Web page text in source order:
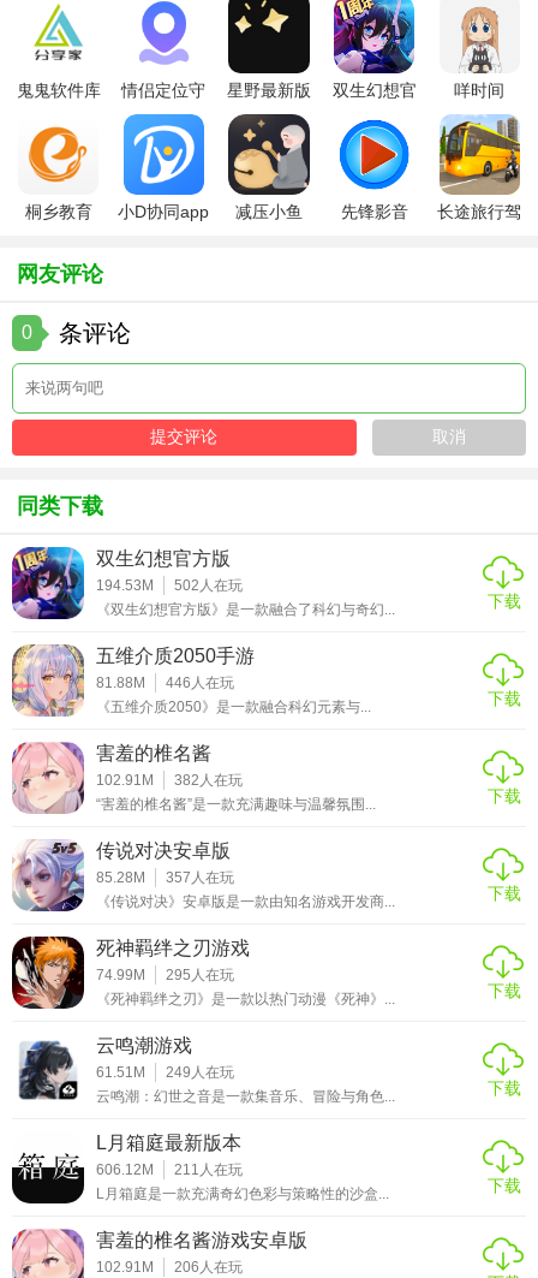
障碍。
2. 内容丰富多样：不仅限于传统的打怪升级，还有丰富的剧
情、多样的活动和社交玩法。
3. 技术优化：优化游戏性能，减少卡顿和延迟，确保流畅的
游戏体验。
【永恒之塔2汉化版测评】
《永恒之塔2》汉化版凭借其精美的画面、深入人心的剧情以
工作的细致入微，使得国内玩家能够毫无障碍地享受游戏的
每一个细节。无论是对于系列粉丝还是新玩家来说，这都是
一次不容错过的冒险之旅。
鬼鬼软件库
情侣定位守
护软件
星野最新版
双生幻想官
咩时间
桐乡教育
小D协同app
减压小鱼
先锋影音
长途旅行驾
网友评论
0 条评论
同类下载
双生幻想官方版
194.53M 502 人在玩
《双生幻想官方版》是一款融合了科幻与奇幻...
下载
五维介质2050手游
81.88M 446 人在玩
《五维介质2050》是一款融合科幻元素与...
下载
害羞的椎名酱
102.91M 382 人在玩
“害羞的椎名酱”是一款充满趣味与温馨氛围...
下载
传说对决安卓版
85.28M 357 人在玩
《传说对决》安卓版是一款由知名游戏开发商...
下载
死神羁绊之刃游戏
74.99M 295 人在玩
《死神羁绊之刃》是一款以热门动漫《死神》...
下载
云鸣潮游戏
61.51M 249 人在玩
云鸣潮：幻世之音是一款集音乐、冒险与角色...
下载
L月箱庭最新版本
606.12M 211 人在玩
L月箱庭是一款充满奇幻色彩与策略性的沙盒...
下载
害羞的椎名酱游戏安卓版
102.91M 206 人在玩